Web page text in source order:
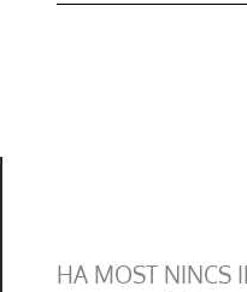
HA MOST NINCS